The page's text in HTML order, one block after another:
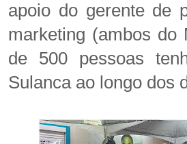
apoio do gerente de
marketing (ambos do
de 500 pessoas
Sulanca ao longo dos